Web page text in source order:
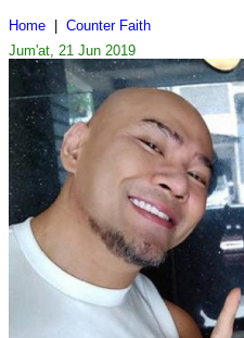
Home
Counter Faith
Jum'at, 21 Jun 2019